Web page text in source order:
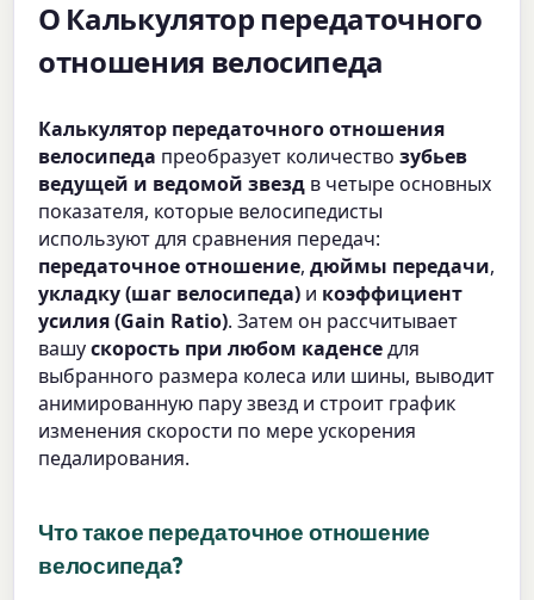
О Калькулятор передаточного
отношения велосипеда
Калькулятор передаточного отношения
велосипеда преобразует количествозубьев
ведущей и ведомой звезд в четыре основных
показателя, которые велосипедисты
используют для сравнения передач:
передаточное отношение,дюймы передачи,
укладку (шаг велосипеда) и коэффициент
усилия (Gain Ratio). Затем он рассчитывает
вашускорость при любом каденседля
выбранного размера колеса или шины, выводит
анимированную пару звезд и строит график
изменения скорости по мере ускорения
педалирования.
Что такое передаточное отношение
велосипеда?